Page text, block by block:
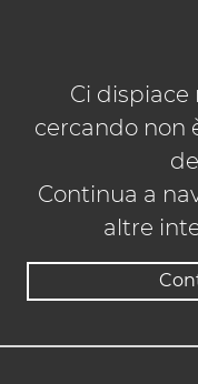
Ci dispiace
cercando non
Continua a
altre